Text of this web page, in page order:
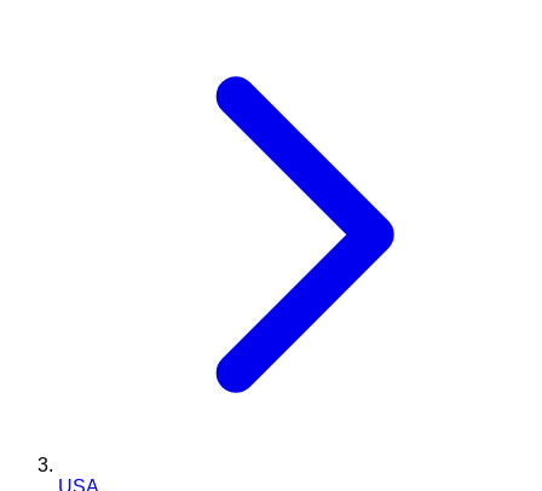
USA